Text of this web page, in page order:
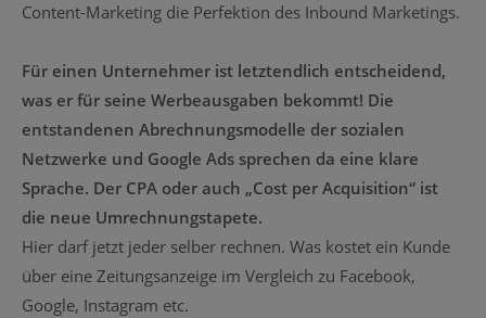
Content-Marketing die Perfektion des Inbound Marketings.
Für einen Unternehmer ist letztendlich entscheidend,
was er für seine Werbeausgaben bekommt! Die
entstandenen Abrechnungsmodelle der sozialen
Netzwerke und Google Ads sprechen da eine klare
Sprache. Der CPA oder auch „Cost per Acquisition“ ist
die neue Umrechnungstapete.
Hier darf jetzt jeder selber rechnen. Was kostet ein Kunde
über eine Zeitungsanzeige im Vergleich zu Facebook,
Google, Instagram etc.